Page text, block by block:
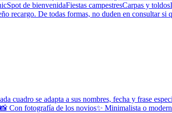
de bienvenidaFiestas campestresCarpas y
recargo. De todas formas, no duden en consultar si
cuadro se adapta a sus nombres, fecha y frase
fotografía de los novios✨ Minimalista o